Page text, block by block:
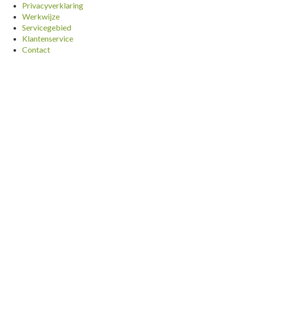
Privacyverklaring
Werkwijze
Servicegebied
Klantenservice
Contact